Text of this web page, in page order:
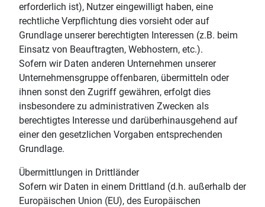
erforderlich ist), Nutzer eingewilligt haben, eine
rechtliche Verpflichtung dies vorsieht oder auf
Grundlage unserer berechtigten Interessen (z.B. beim
Einsatz von Beauftragten, Webhostern, etc.).
Sofern wir Daten anderen Unternehmen unserer
Unternehmensgruppe offenbaren, übermitteln oder
ihnen sonst den Zugriff gewähren, erfolgt dies
insbesondere zu administrativen Zwecken als
berechtigtes Interesse und darüberhinausgehend auf
einer den gesetzlichen Vorgaben entsprechenden
Grundlage.
Übermittlungen in Drittländer
Sofern wir Daten in einem Drittland (d.h. außerhalb der
Europäischen Union (EU), des Europäischen